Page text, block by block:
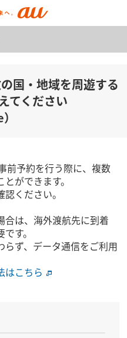
国・地域を周遊する
てください
前予約を行う際に、複数
ができます。
ください。
合は、海外渡航先に到着
す。
ず、データ通信をご利用
はこちら